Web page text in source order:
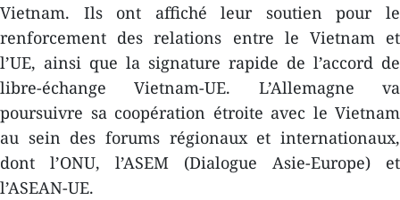
Vietnam. Ils ont affiché leur soutien pour le
renforcement des relations entre le Vietnam et
l’UE, ainsi que la signature rapide de l’accord de
libre-échange Vietnam-UE. L’Allemagne va
poursuivre sa coopération étroite avec le Vietnam
au sein des forums régionaux et internationaux,
dont l’ONU, l’ASEM (Dialogue Asie-Europe) et
l’ASEAN-UE.